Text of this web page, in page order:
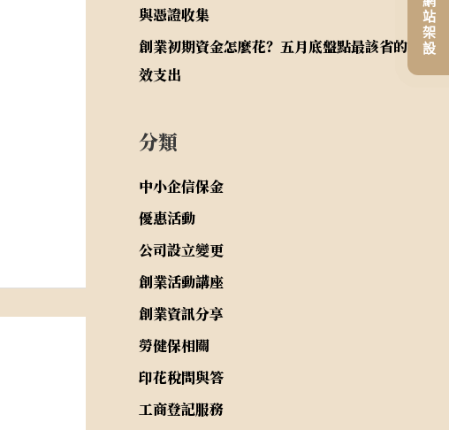
與憑證收集
創業初期資金怎麼花？五月底盤點最該省的無
效支出
分類
中小企信保金
優惠活動
公司設立變更
創業活動講座
創業資訊分享
勞健保相關
印花稅問與答
工商登記服務